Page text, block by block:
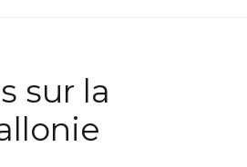
sur la